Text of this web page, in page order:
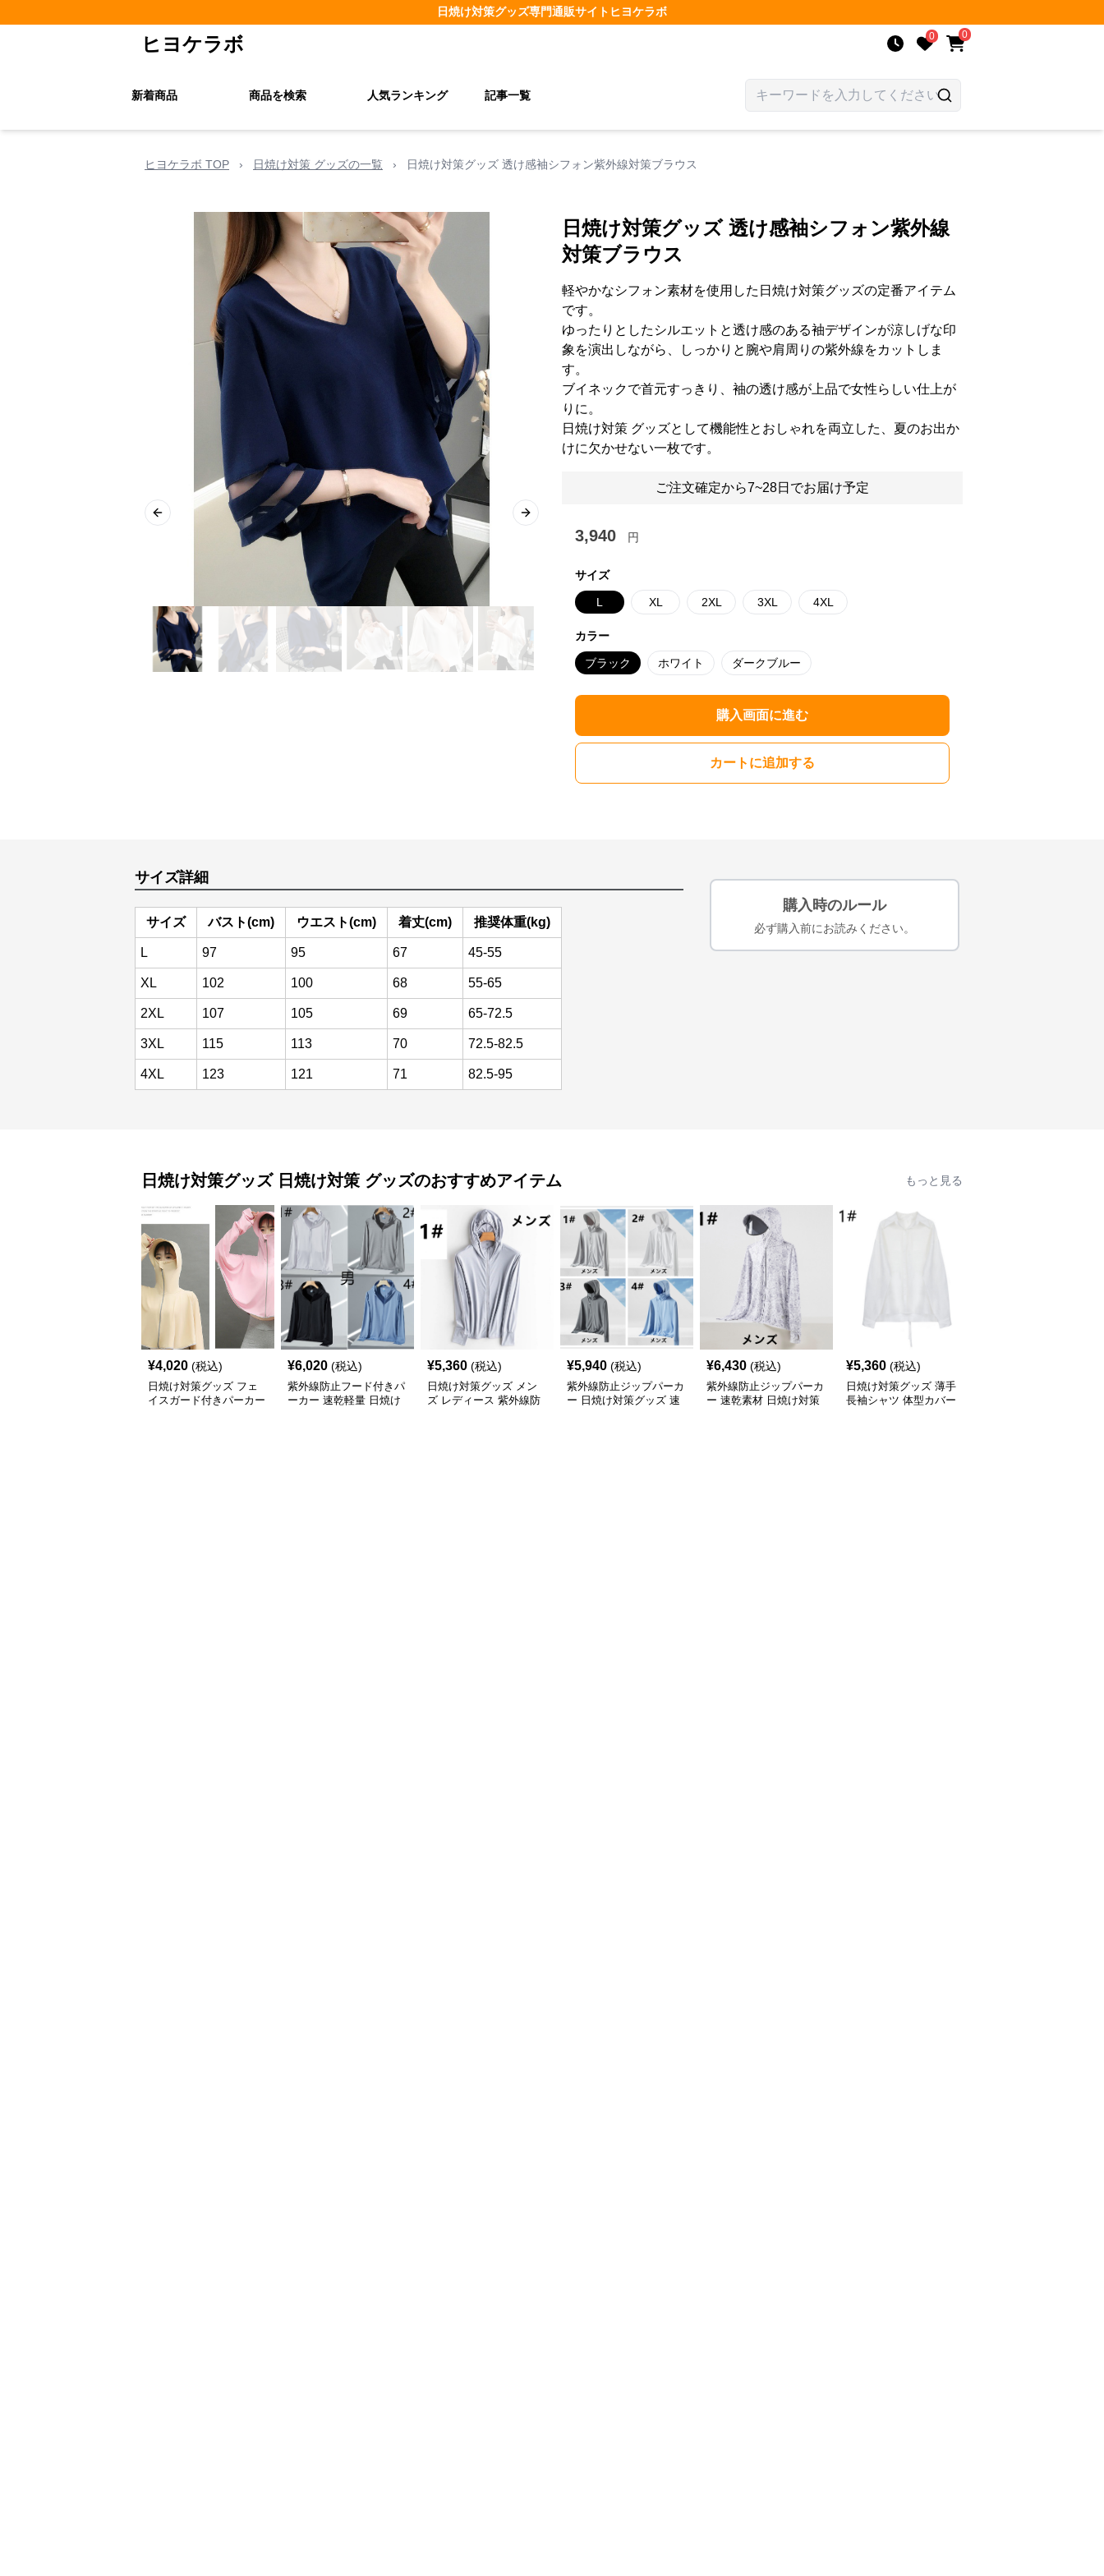
日焼け対策グッズ専門通販サイト ヒヨケラボ
ヒヨケラボ 0 0
新着商品 商品を検索 人気ランキング 記事一覧
ヒヨケラボ TOP › 日焼け対策 グッズの一覧 › 日焼け対策グッズ 透け感袖シフォン紫外線対策ブラウス
Previous slide Next slide
日焼け対策グッズ 透け感袖シフォン紫外線
対策ブラウス
軽やかなシフォン素材を使用した日焼け対策グッズの定番アイテム
です。
ゆったりとしたシルエットと透け感のある袖デザインが涼しげな印
象を演出しながら、しっかりと腕や肩周りの紫外線をカットしま
す。
ブイネックで首元すっきり、袖の透け感が上品で女性らしい仕上が
りに。
日焼け対策 グッズとして機能性とおしゃれを両立した、夏のお出か
けに欠かせない一枚です。
ご注文確定から7~28日でお届け予定
3,940 円
サイズ
L XL 2XL 3XL 4XL
カラー
ブラック ホワイト ダークブルー
購入画面に進む
カートに追加する
サイズ詳細
サイズ バスト(cm) ウエスト(cm) 着丈(cm) 推奨体重(kg)
L 97 95 67 45-55
XL 102 100 68 55-65
2XL 107 105 69 65-72.5
3XL 115 113 70 72.5-82.5
4XL 123 121 71 82.5-95
購入時のルール
必ず購入前にお読みください。
日焼け対策グッズ 日焼け対策 グッズのおすすめアイテム もっと見る
¥4,020 (税込)
日焼け対策グッズ フェ
イスガード付きパーカー
¥6,020 (税込)
紫外線防止フード付きパ
ーカー 速乾軽量 日焼け
¥5,360 (税込)
日焼け対策グッズ メン
ズ レディース 紫外線防
¥5,940 (税込)
紫外線防止ジップパーカ
ー 日焼け対策グッズ 速
¥6,430 (税込)
紫外線防止ジップパーカ
ー 速乾素材 日焼け対策
¥5,360 (税込)
日焼け対策グッズ 薄手
長袖シャツ 体型カバー